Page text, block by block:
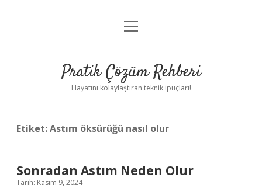
Anasayfa
Yasal Uyarı
menüyü
Pratik Çözüm Rehberi
Hayatını kolaylaştıran teknik ipuçları!
Etiket:Astım öksürüğü nasıl olur
Sonradan Astım Neden Olur
Tarih: Kasım 9, 2024